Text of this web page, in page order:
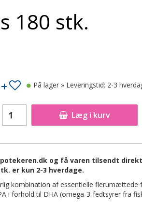
180 stk.
Læg i kurv
På lager » Leveringstid: 2-3
og få varen tilsendt
er kun 2-3 hverdage.
kombination af essentielle flerumættede
i forhold til DHA (omega-3-fedtsyrer fra